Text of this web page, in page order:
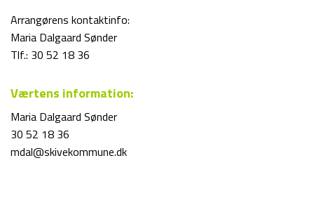
Arrangørens kontaktinfo:
Maria Dalgaard Sønder
Tlf.: 30 52 18 36
Værtens information:
Maria Dalgaard Sønder
30 52 18 36
mdal@skivekommune.dk